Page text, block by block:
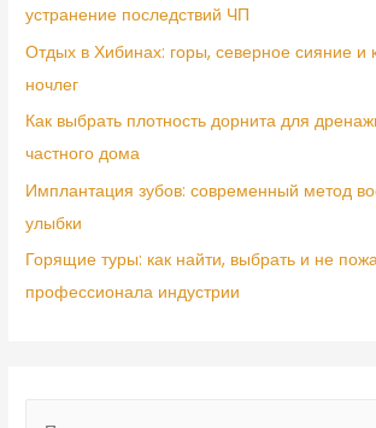
устранение последствий ЧП
Отдых в Хибинах: горы, северное сияние
ночлег
Как выбрать плотность дорнита для
частного дома
Имплантация зубов: современный метод
улыбки
Горящие туры: как найти, выбрать и не
профессионала индустрии